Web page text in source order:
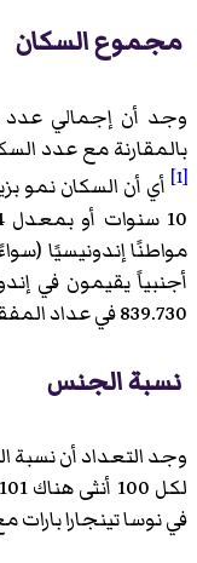
مجموع السكان
وجد أن إجمالي
بالمقارنة مع عدد السكان في عام 2000
[1]
أجنبياً يقيمون في
839.730 في عداد المفقودين.
نسبة الجنس
في نوسا تينجارا بارات مع 95 رجلاً لكل 100